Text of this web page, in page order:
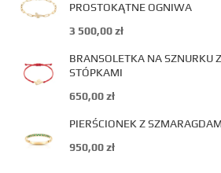
PROSTOKĄTNE OGNIWA
3 500,00zł
BRANSOLETKA NA SZNURKU
STÓPKAMI
650,00zł
PIERŚCIONEK Z
950,00zł